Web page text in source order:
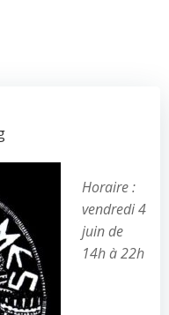
Horaire :
vendredi 4
juin de
14h à 22h